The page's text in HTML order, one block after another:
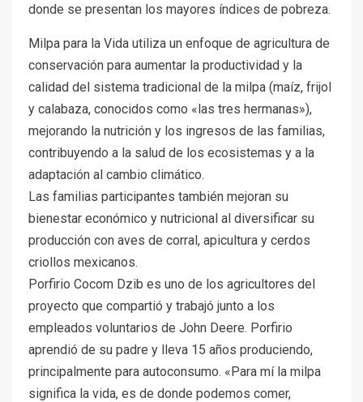
donde se presentan los mayores índices de pobreza.
Milpa para la Vida utiliza un enfoque de agricultura de
conservación para aumentar la productividad y la
calidad del sistema tradicional de la milpa (maíz, frijol
y calabaza, conocidos como «las tres hermanas»),
mejorando la nutrición y los ingresos de las familias,
contribuyendo a la salud de los ecosistemas y a la
adaptación al cambio climático.
Las familias participantes también mejoran su
bienestar económico y nutricional al diversificar su
producción con aves de corral, apicultura y cerdos
criollos mexicanos.
Porfirio Cocom Dzib es uno de los agricultores del
proyecto que compartió y trabajó junto a los
empleados voluntarios de John Deere. Porfirio
aprendió de su padre y lleva 15 años produciendo,
principalmente para autoconsumo. «Para mí la milpa
significa la vida, es de donde podemos comer,